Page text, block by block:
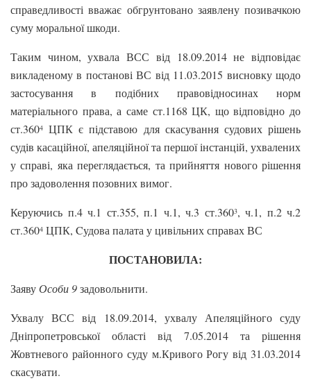
справедливості вважає обгрунтовано заявлену позивачкою
суму моральної шкоди.
Таким чином, ухвала ВСС від 18.09.2014 не відповідає
викладеному в постанові ВС від 11.03.2015 висновку щодо
застосування в подібних правовідносинах норм
матеріального права, а саме ст.1168 ЦК, що відповідно до
ст.3604 ЦПК є підставою для скасування судових рішень
судів касаційної, апеляційної та першої інстанцій, ухвалених
у справі, яка переглядається, та прийняття нового рішення
про задоволення позовних вимог.
Керуючись п.4 ч.1 ст.355, п.1 ч.1, ч.3 ст.3603, ч.1, п.2 ч.2
ст.3604 ЦПК, Cудова палата у цивільних справах ВС
ПОСТАНОВИЛА:
ЗаявуОсоби 9задовольнити.
Ухвалу ВСС від 18.09.2014, ухвалу Апеляційного суду
Дніпропетровської області від 7.05.2014 та рішення
Жовтневого районного суду м.Кривого Рогу від 31.03.2014
скасувати.